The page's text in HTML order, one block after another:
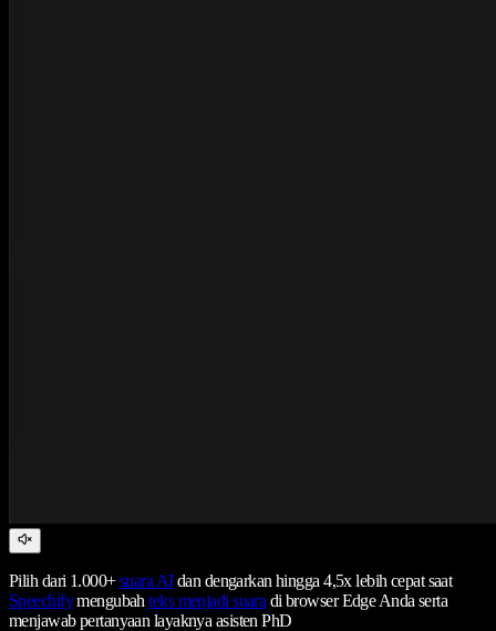
Pilih dari 1.000+suara AIdan dengarkan hingga 4,5x lebih cepat saat
Speechifymengubahteks menjadi suara di browser Edge Anda serta
menjawab pertanyaan layaknya asisten PhD